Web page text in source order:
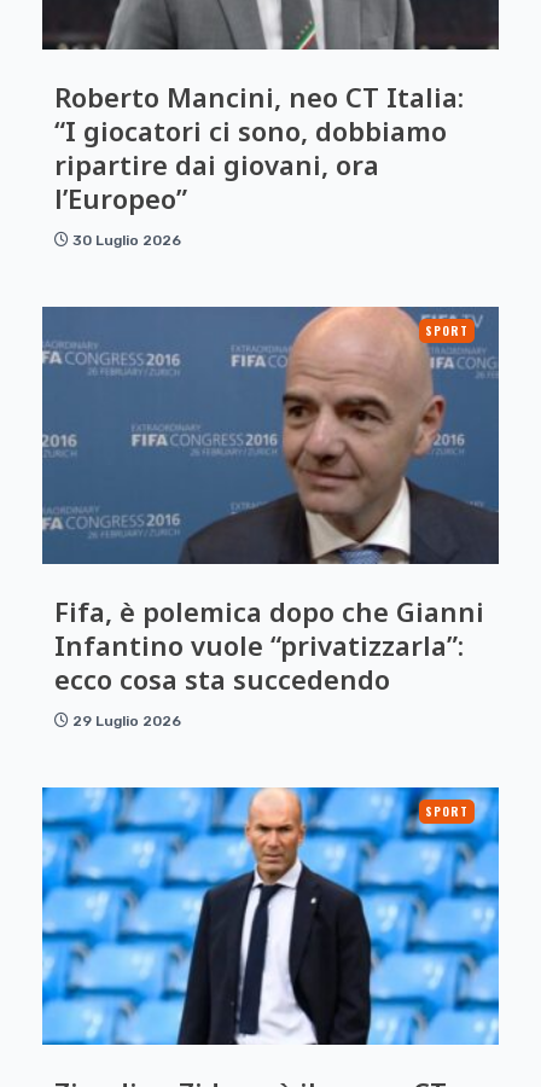
Roberto Mancini, neo CT Italia:
“I giocatori ci sono, dobbiamo
ripartire dai giovani, ora
l’Europeo”
30 Luglio 2026
SPORT
Fifa, è polemica dopo che Gianni
Infantino vuole “privatizzarla”:
ecco cosa sta succedendo
29 Luglio 2026
SPORT